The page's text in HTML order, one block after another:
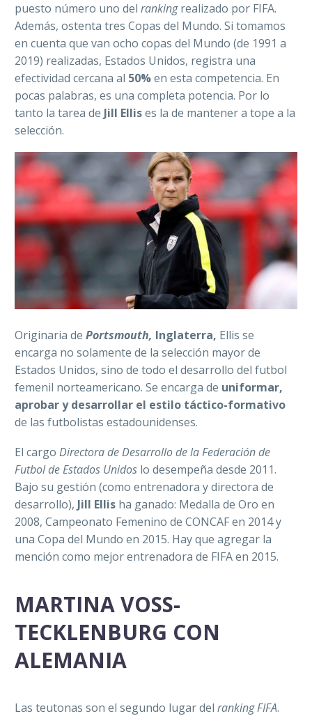
puesto número uno del rankingrealizado por FIFA.
Además, ostenta tres Copas del Mundo. Si tomamos
en cuenta que van ocho copas del Mundo (de 1991 a
2019) realizadas, Estados Unidos, registra una
efectividad cercana al 50%en esta competencia. En
pocas palabras, es una completa potencia. Por lo
tanto la tarea de Jill Ellises la de mantener a tope a la
selección.
Originaria de Portsmouth, Inglaterra, Ellis se
encarga no solamente de la selección mayor de
Estados Unidos, sino de todo el desarrollo del futbol
femenil norteamericano. Se encarga de uniformar,
aprobar y desarrollar el estilo táctico-formativo
de las futbolistas estadounidenses.
El cargo Directora de Desarrollo de la Federación de
Futbol de Estados Unidos lo desempeña desde 2011.
Bajo su gestión (como entrenadora y directora de
desarrollo), Jill Ellis ha ganado: Medalla de Oro en
2008, Campeonato Femenino de CONCAF en 2014 y
una Copa del Mundo en 2015. Hay que agregar la
mención como mejor entrenadora de FIFA en 2015.
MARTINA VOSS-
TECKLENBURG CON
ALEMANIA
Las teutonas son el segundo lugar del ranking FIFA.